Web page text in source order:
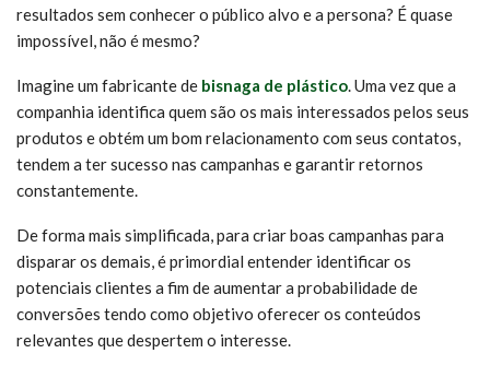
resultados sem conhecer o público alvo e a persona? É quase
impossível, não é mesmo?
Imagine um fabricante de bisnaga de plástico. Uma vez que a
companhia identifica quem são os mais interessados pelos seus
produtos e obtém um bom relacionamento com seus contatos,
tendem a ter sucesso nas campanhas e garantir retornos
constantemente.
De forma mais simplificada, para criar boas campanhas para
disparar os demais, é primordial entender identificar os
potenciais clientes a fim de aumentar a probabilidade de
conversões tendo como objetivo oferecer os conteúdos
relevantes que despertem o interesse.